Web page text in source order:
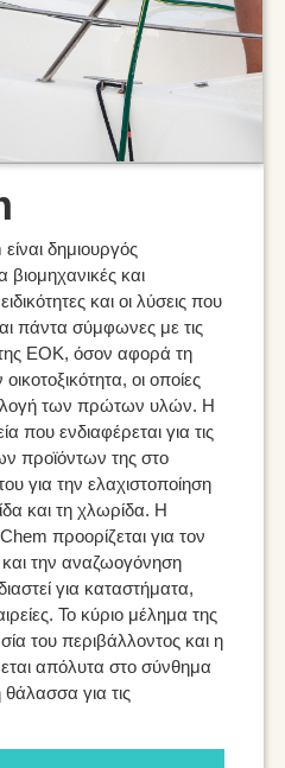
δημιουργός
και
και οι λύσεις που
πάντα σύμφωνες με τις
της ΕΟΚ, όσον αφορά τη
οι οποίες
των πρώτων υλών. Η
που ενδιαφέρεται για τις
προϊόντων της στο
για την ελαχιστοποίηση
και τη χλωρίδα. Η
προορίζεται για τον
την αναζωογόνηση
για καταστήματα,
Το κύριο μέλημα της
του περιβάλλοντος και η
απόλυτα στο σύνθημα
θάλασσα για τις